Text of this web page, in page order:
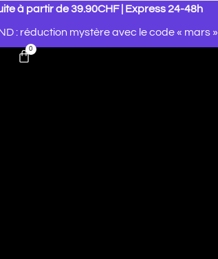
à partir de 39.90CHF | Express 24-48h
: réduction mystère avec le code « mars »
0